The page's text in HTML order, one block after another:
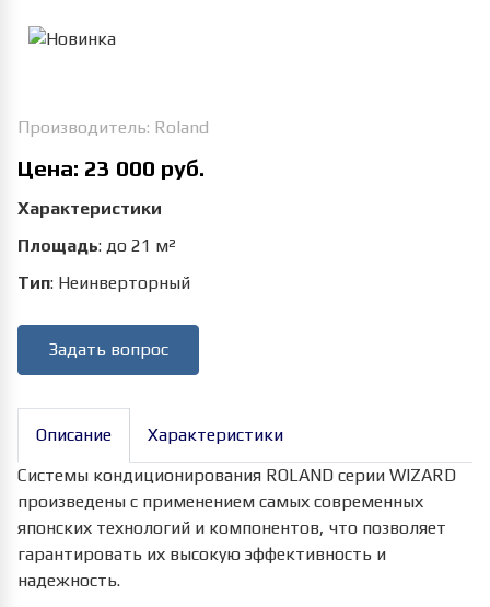
Производитель: Roland
Цена: 23 000 руб.
Характеристики
Площадь: до 21 м²
Тип: Неинверторный
Задать вопрос
Описание
Характеристики
Системы кондиционирования ROLAND серии WIZARD
произведены с применением самых современных
японских технологий и компонентов, что позволяет
гарантировать их высокую эффективность и
надежность.